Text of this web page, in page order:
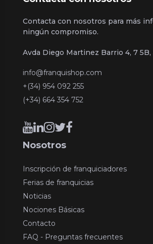
Contacta con nosotros para más
ningún compromiso.
Avda Diego Martinez Barrio 4, 7 5B,
info@franquishop.com
+(34) 954 092 255
(+34) 664 354 752
Nosotros
Inscripción de franquiciadores
Ferias de franquicias
Noticias
Nociones Básicas
Contacto
FAQ - Preguntas frecuentes